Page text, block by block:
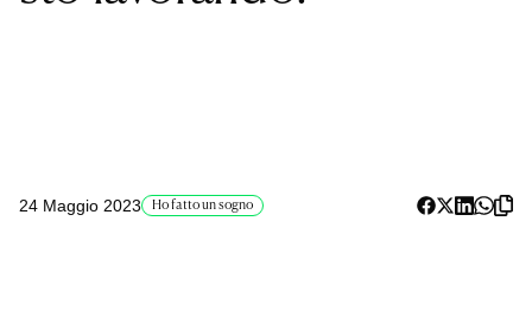
24 Maggio 2023 Ho fatto un sogno